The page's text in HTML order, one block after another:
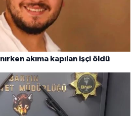
akıma kapılan işçi öldü